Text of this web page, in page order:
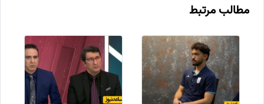
مطالب مرتبط